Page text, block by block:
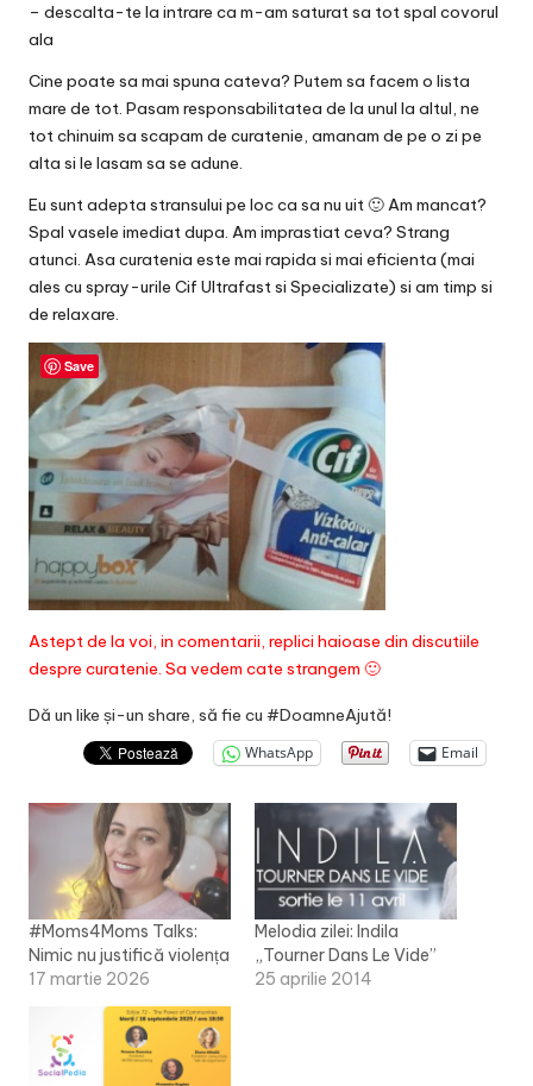
– descalta-te la intrare ca m-am saturat sa tot spal covorul
ala
Cine poate sa mai spuna cateva? Putem sa facem o lista
mare de tot. Pasam responsabilitatea de la unul la altul, ne
tot chinuim sa scapam de curatenie, amanam de pe o zi pe
alta si le lasam sa se adune.
Eu sunt adepta stransului pe loc ca sa nu uit 🙂 Am mancat?
Spal vasele imediat dupa. Am imprastiat ceva? Strang
atunci. Asa curatenia este mai rapida si mai eficienta (mai
ales cu spray-urile Cif Ultrafast si Specializate) si am timp si
de relaxare.
Astept de la voi, in comentarii, replici haioase din discutiile
despre curatenie. Sa vedem cate strangem 🙂
Dă un like și-un share, să fie cu #DoamneAjută!
WhatsApp Email
#Moms4Moms Talks:
Nimic nu justifică violența
17 martie 2026
Melodia zilei: Indila
„Tourner Dans Le Vide”
25 aprilie 2014
Save